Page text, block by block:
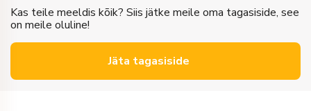
Kas teile meeldis kõik? Siis jätke meile oma tagasiside, see
on meile oluline!
Jäta tagasiside